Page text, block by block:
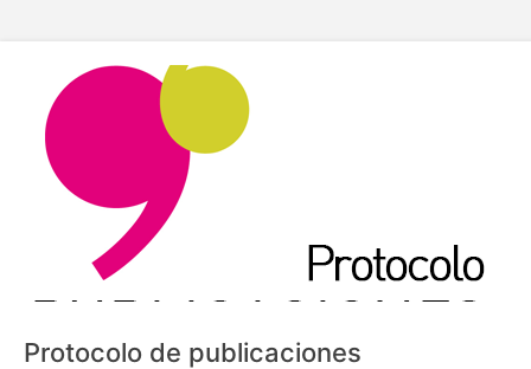
Protocolo de publicaciones